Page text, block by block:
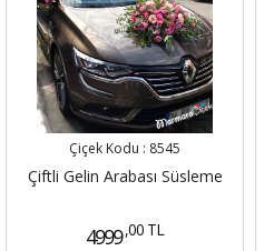
Çiçek Kodu : 8545
Çiftli Gelin Arabası Süsleme
4999 ,00 TL